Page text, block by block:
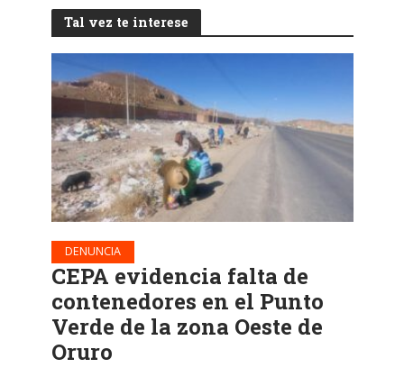
Tal vez te interese
DENUNCIA
CEPA evidencia falta de
contenedores en el Punto
Verde de la zona Oeste de
Oruro